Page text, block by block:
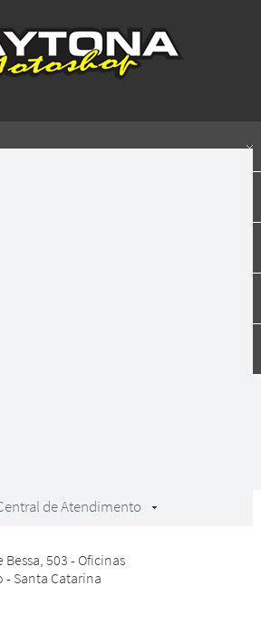
de Atendimento
503 - Oficinas
- Santa Catarina